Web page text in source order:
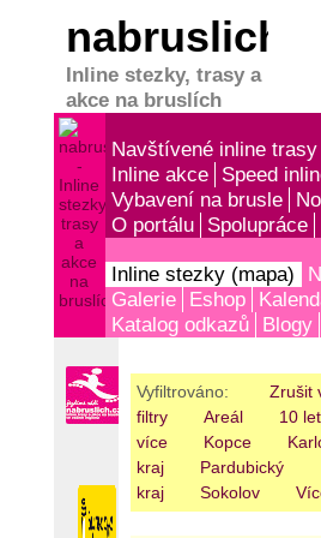
nabruslich.cz
Inline stezky, trasy a
akce na bruslích
Navštívené inline trasy
Inline akce
Speed
Vybavení na brusle
O portálu
Spolupráce
Inline stezky (mapa)
Galerie
Eshop
Katalog odkazů
Blogy
Vyfiltrováno:
Zrušit
filtry
Areál
10
více
Kopce
kraj
Pardubický
kraj
Sokolov